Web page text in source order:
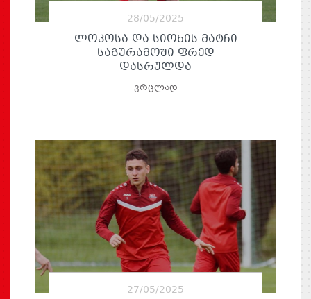
28/05/2025
ᲚᲝᲙᲝᲡᲐ ᲓᲐ ᲡᲘᲝᲜᲘᲡ ᲛᲐᲢᲩᲘ
ᲡᲐᲒᲣᲠᲐᲛᲝᲨᲘ ᲤᲠᲔᲓ
ᲓᲐᲡᲠᲣᲚᲓᲐ
ვრცლად
27/05/2025